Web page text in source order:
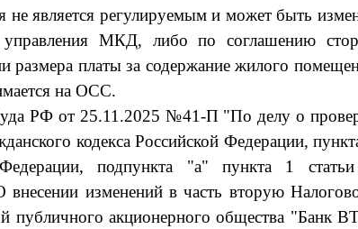
является регулируемым и может быть
МКД, либо по соглашению
платы за содержание жилого
на ОСС.
РФ от 25.11.2025 №41-П "По делу о
кодекса Российской Федерации,
подпункта "а" пункта 1
изменений в часть вторую
публичного акционерного общества "Банк